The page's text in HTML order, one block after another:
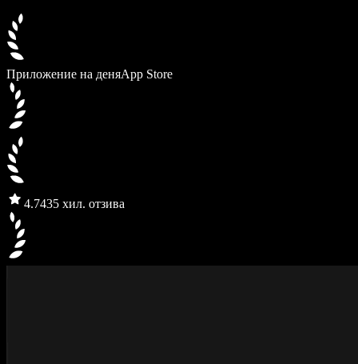
Приложение на деняApp Store
4.7435 хил. отзива